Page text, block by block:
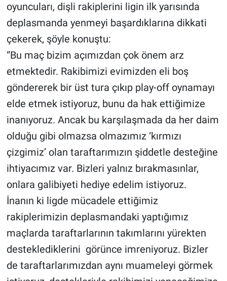
oyuncuları, dişli rakiplerini ligin ilk yarısında
deplasmanda yenmeyi başardıklarına dikkati
çekerek, şöyle konuştu:
“Bu maç bizim açımızdan çok önem arz
etmektedir. Rakibimizi evimizden eli boş
göndererek bir üst tura çıkıp play-off oynamayı
elde etmek istiyoruz, bunu da hak ettiğimize
inanıyoruz. Ancak bu karşılaşmada da her daim
olduğu gibi olmazsa olmazımız ‘kırmızı
çizgimiz’ olan taraftarımızın şiddetle desteğine
ihtiyacımız var. Bizleri yalnız bırakmasınlar,
onlara galibiyeti hediye edelim istiyoruz.
İnanın ki ligde mücadele ettiğimiz
rakiplerimizin deplasmandaki yaptığımız
maçlarda taraftarlarının takımlarını yürekten
desteklediklerini görünce imreniyoruz. Bizler
de taraftarlarımızdan aynı muameleyi görmek